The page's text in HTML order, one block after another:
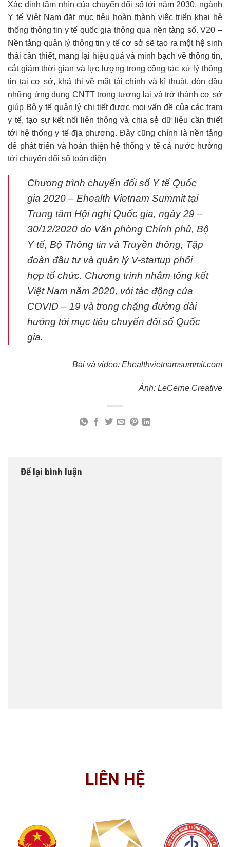
Xác định tầm nhìn của chuyển đổi số tới năm 2030, ngành
Y tế Việt Nam đặt mục tiêu hoàn thành việc triển khai hệ
thống thông tin y tế quốc gia thông qua nền tàng số. V20 –
Nền tảng quản lý thông tin y tế cơ sở sẽ tạo ra một hệ sinh
thái cần thiết, mang lại hiệu quả và minh bạch về thông tin,
cắt giảm thời gian và lực lượng trong công tác xử lý thông
tin tại cơ sở, khả thi về mặt tài chính và kĩ thuật, đón đầu
những ứng dụng CNTT trong tương lai và trở thành cơ sở
giúp Bộ y tế quản lý chi tiết được mọi vấn đề của các trạm
y tế, tạo sự kết nối liên thông và chia sẻ dữ liệu cần thiết
tới hệ thống y tế địa phương. Đây cũng chính là nền tảng
để phát triển và hoàn thiện hệ thống y tế cả nước hướng
tới chuyển đổi số toàn diện
Chương trình chuyển đổi số Y tế Quốc
gia 2020 – Ehealth Vietnam Summit tại
Trung tâm Hội nghị Quốc gia, ngày 29 –
30/12/2020 do Văn phòng Chính phủ, Bộ
Y tế, Bộ Thông tin và Truyền thông, Tập
đoàn đầu tư và quản lý V-startup phối
hợp tổ chức. Chương trình nhằm tổng kết
Việt Nam năm 2020, với tác động của
COVID – 19 và trong chặng đường dài
hướng tới mục tiêu chuyển đổi số Quốc
gia.
Bài và video: Ehealthvietnamsummit.com
Ảnh: LeCerne Creative
Để lại bình luận
LIÊN HỆ